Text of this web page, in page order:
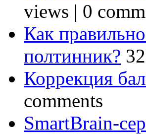
views | 0
Как
полтинник?
Коррекция
comments
SmartBrain-